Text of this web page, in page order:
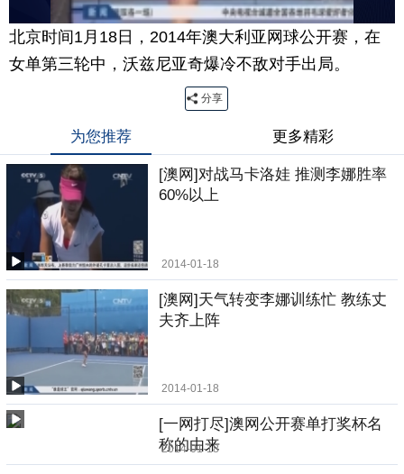
北京时间1月18日，2014年澳大利亚网球公开赛，在
女单第三轮中，沃兹尼亚奇爆冷不敌对手出局。
分享
为您推荐 更多精彩
[澳网]对战马卡洛娃 推测李娜胜率
60%以上
2014-01-18
[澳网]天气转变李娜训练忙 教练丈
夫齐上阵
2014-01-18
[一网打尽]澳网公开赛单打奖杯名
称的由来
2014-01-18